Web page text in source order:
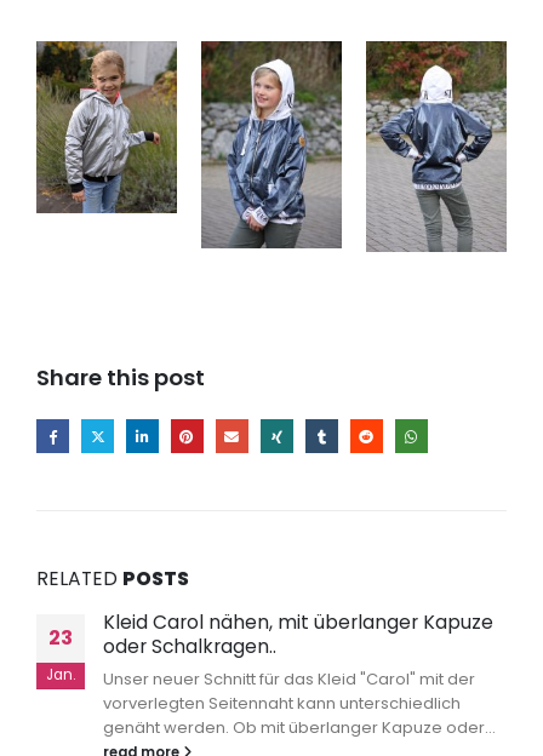
Share this post
RELATED POSTS
23
Jan.
Kleid Carol nähen, mit überlanger Kapuze
oder Schalkragen..
Unser neuer Schnitt für das Kleid "Carol" mit der
vorverlegten Seitennaht kann unterschiedlich
genäht werden. Ob mit überlanger Kapuze oder...